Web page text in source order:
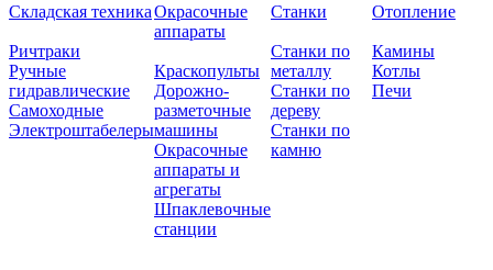
Складская техника
Ричтраки
Ручные
гидравлические
Самоходные
Электроштабелеры
Окрасочные
аппараты
Краскопульты
Дорожно-
разметочные
машины
Окрасочные
аппараты и
агрегаты
Шпаклевочные
станции
Станки
Станки по
металлу
Станки по
дереву
Станки по
камню
Отопление
Камины
Котлы
Печи